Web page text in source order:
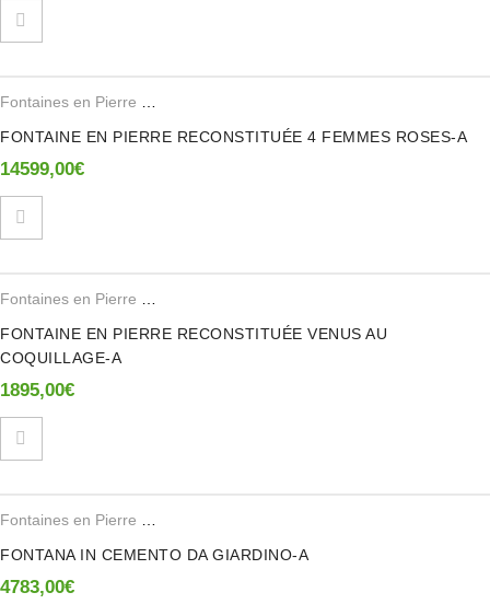
FONTAINE EN PIERRE RECONSTITUÉE 4 FEMMES ROSES-A
14599,00€
FONTAINE EN PIERRE RECONSTITUÉE VENUS AU
COQUILLAGE-A
1895,00€
FONTANA IN CEMENTO DA GIARDINO-A
4783,00€